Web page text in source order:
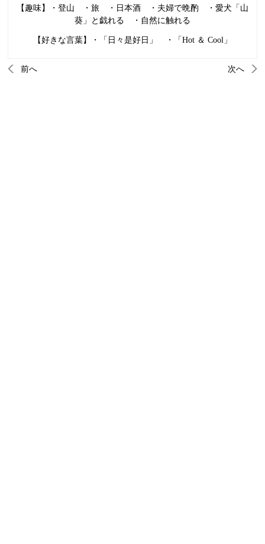
【趣味】・登山 ・旅 ・日本酒 ・夫婦で晩酌 ・愛犬「山
葵」と戯れる ・自然に触れる
【好きな言葉】・「日々是好日」 ・「Hot ＆ Cool」
前へ 次へ